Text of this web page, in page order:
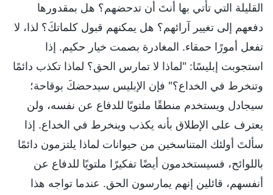
القليلة التي تأتي بها أنتَ أن تدحضهم؟ هل بمقدورها
دفعهم إلى تغيير آرائهم؟ هل يمكنهم قبول كلماتكَ؟ لذا، لا
تفعل أمورًا حمقاء. المغادرة بصمت خيار حكيم. إذا
استجوبت إبليسًا: "لماذا لا تمارس الحق؟ لماذا تكذب دائمًا
وتنخرط في الخداع؟" فإن الإبليس سيدحضكَ بوقاحة؛
سيجادل ويستخدم منطقًا ملتويًا للدفاع عن نفسه، ولن
يعترف على الإطلاق بأنه يكذب وينخرط في الخداع. إذا
سألتَ أولئك المتناسخين من حيوانات لماذا يلتزمون دائمًا
باللوائح، فسيستخدمون أيضًا تفكيرًا ملتويًا للدفاع عن
أنفسهم، قائلين إنهم يمارسون الحق. عندما تواجه هذا